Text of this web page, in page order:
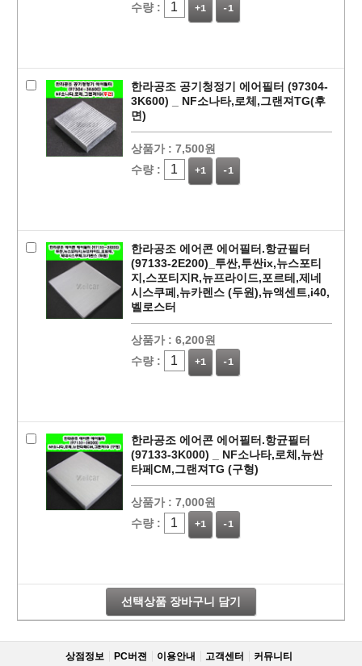
페이코 라이
구매
수량 :
+1 -1
한라공조 공기청정기 에어필터 (97304-
3K600) _ NF소나타,로체,그랜져TG(후
면)
상품가 : 7,500원
수량 :
+1 -1
한라공조 에어콘 에어필터.항균필터
(97133-2E200)_투싼,투싼ix,뉴스포티
지,스포티지R,뉴프라이드,포르테,제네
시스쿠페,뉴카렌스 (두원),뉴액센트,i40,
벨로스터
상품가 : 6,200원
수량 :
+1 -1
한라공조 에어콘 에어필터.항균필터
(97133-3K000) _ NF소나타,로체,뉴싼
타페CM,그랜져TG (구형)
상품가 : 7,000원
수량 :
+1 -1
선택상품 장바구니 담기
상점정보 PC버젼 이용안내 고객센터 커뮤니티